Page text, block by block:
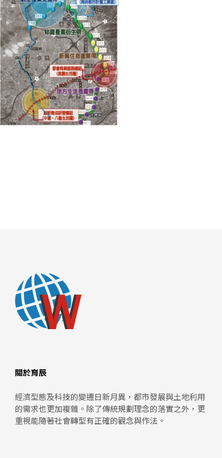
關於育辰
經濟型態及科技的變遷日新月異，都市發展與土地利用
的需求也更加複雜。除了傳統規劃理念的落實之外，更
重視能隨著社會轉型有正確的觀念與作法。